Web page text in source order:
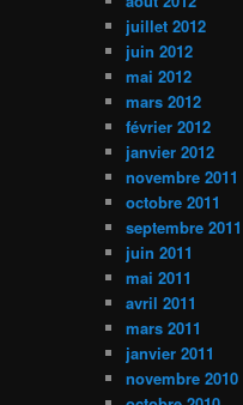
juillet 2012
juin 2012
mai 2012
mars 2012
février 2012
janvier 2012
novembre 2011
octobre 2011
septembre 2011
juin 2011
mai 2011
avril 2011
mars 2011
janvier 2011
novembre 2010